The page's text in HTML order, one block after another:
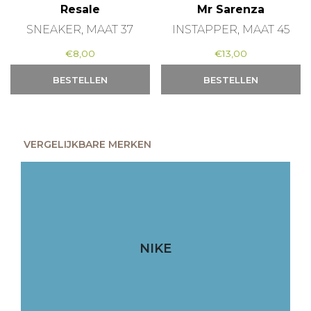
Resale
SNEAKER, MAAT 37
€8,00
BESTELLEN
Mr Sarenza
INSTAPPER, MAAT 45
€13,00
BESTELLEN
VERGELIJKBARE MERKEN
NIKE